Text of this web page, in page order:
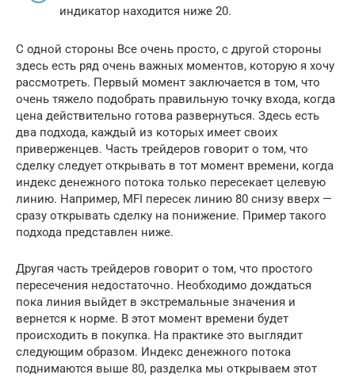
индикатор находится ниже 20.
С одной стороны Все очень просто, с другой стороны
здесь есть ряд очень важных моментов, которую я хочу
рассмотреть. Первый момент заключается в том, что
очень тяжело подобрать правильную точку входа, когда
цена действительно готова развернуться. Здесь есть
два подхода, каждый из которых имеет своих
приверженцев. Часть трейдеров говорит о том, что
сделку следует открывать в тот момент времени, когда
индекс денежного потока только пересекает целевую
линию. Например, MFI пересек линию 80 снизу вверх —
сразу открывать сделку на понижение. Пример такого
подхода представлен ниже.
Другая часть трейдеров говорит о том, что простого
пересечения недостаточно. Необходимо дождаться
пока линия выйдет в экстремальные значения и
вернется к норме. В этот момент времени будет
происходить в покупка. На практике это выглядит
следующим образом. Индекс денежного потока
поднимаются выше 80, разделка мы открываем этот